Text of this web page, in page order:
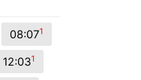
08:071
12:031